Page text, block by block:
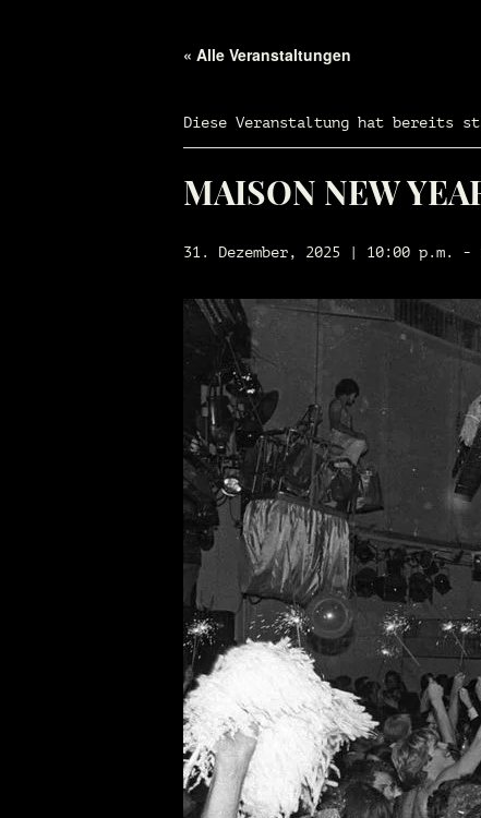
« Alle Veranstaltungen
Diese Veranstaltung hat bereits
MAISON NEW
31. Dezember, 2025 | 10:00 p.m. -